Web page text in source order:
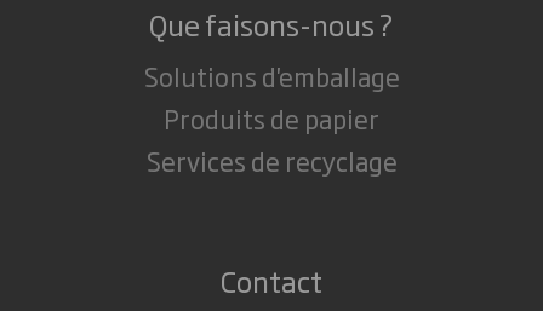
Que faisons-nous ?
Solutions d'emballage
Produits de papier
Services de recyclage
Contact